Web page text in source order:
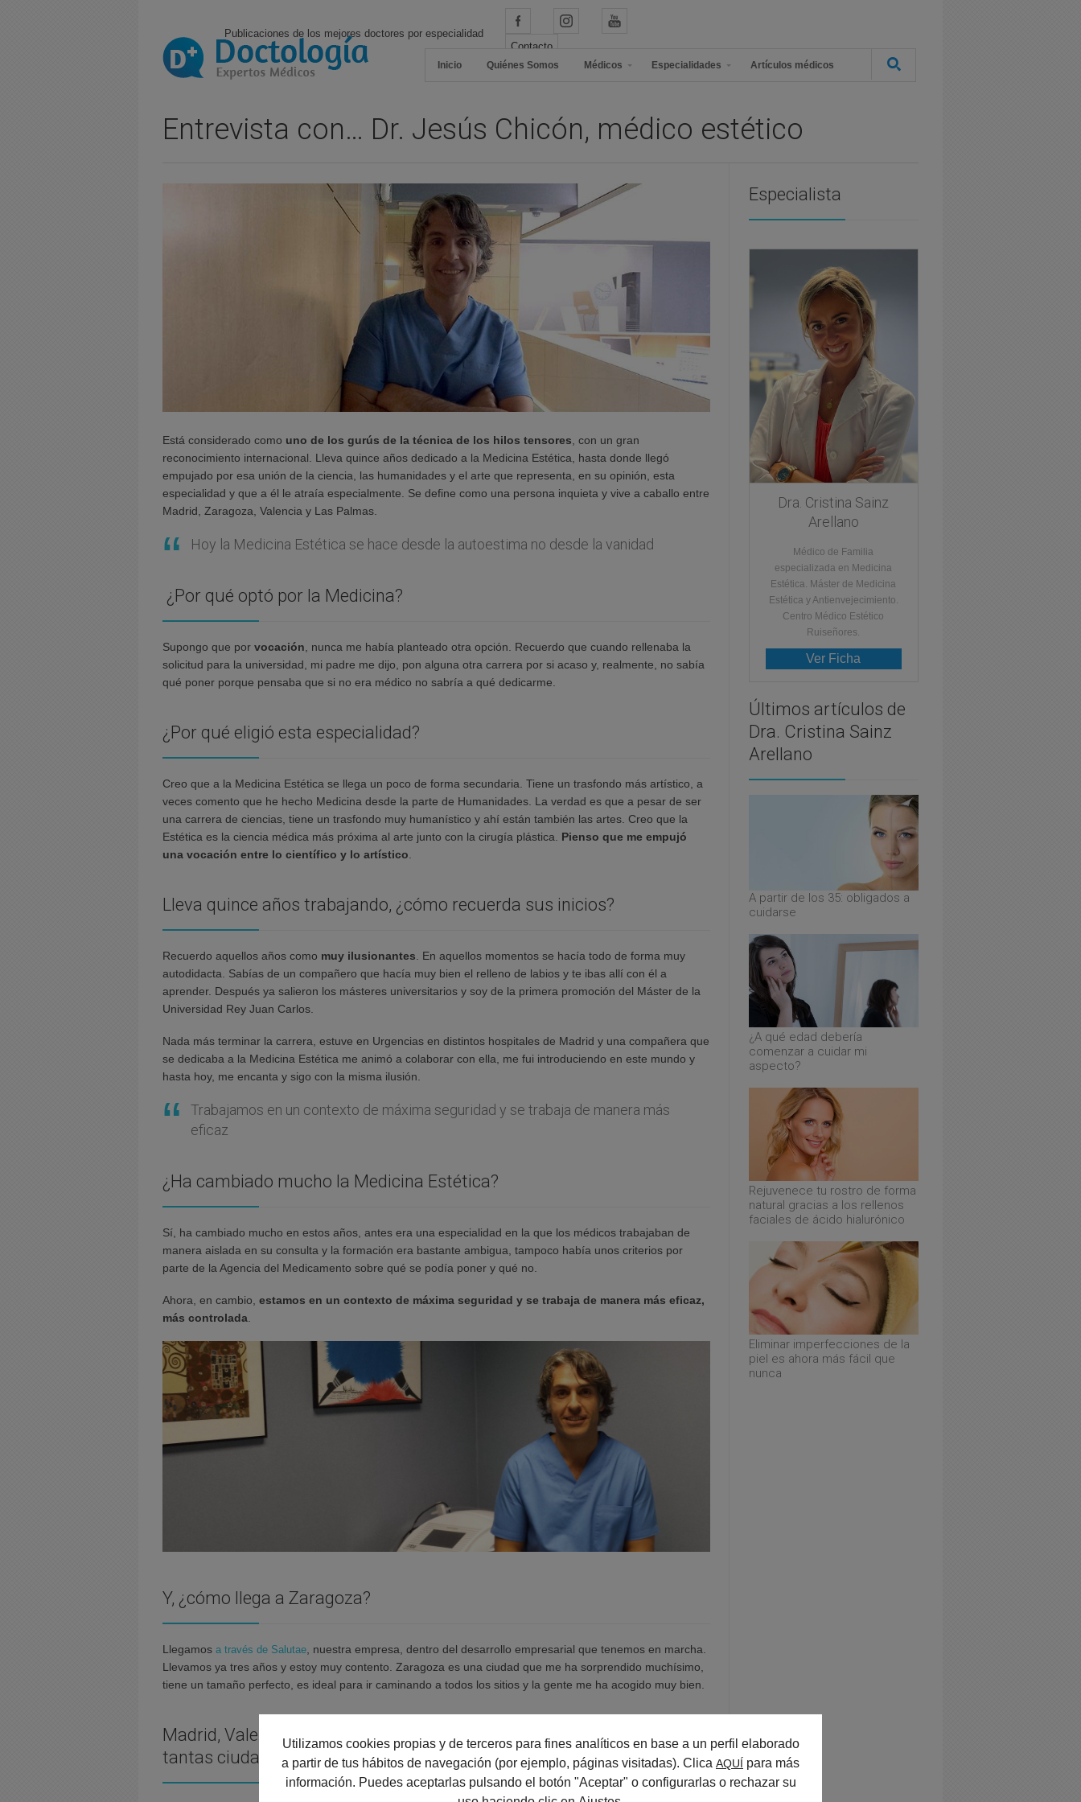
Publicaciones de los mejores doctores por especialidad
Contacto
Inicio Quiénes Somos Médicos Especialidades Artículos médicos
Entrevista con… Dr. Jesús Chicón, médico estético
Está considerado como uno de los gurús de la técnica de los hilos tensores , con un gran
reconocimiento internacional. Lleva quince años dedicado a la Medicina Estética, hasta donde llegó
empujado por esa unión de la ciencia, las humanidades y el arte que representa, en su opinión, esta
especialidad y que a él le atraía especialmente. Se define como una persona inquieta y vive a caballo entre
Madrid, Zaragoza, Valencia y Las Palmas.
Hoy la Medicina Estética se hace desde la autoestima no desde la vanidad
¿Por qué optó por la Medicina?
Supongo que por vocación , nunca me había planteado otra opción. Recuerdo que cuando rellenaba la
solicitud para la universidad, mi padre me dijo, pon alguna otra carrera por si acaso y, realmente, no sabía
qué poner porque pensaba que si no era médico no sabría a qué dedicarme.
¿Por qué eligió esta especialidad?
Creo que a la Medicina Estética se llega un poco de forma secundaria. Tiene un trasfondo más artístico, a
veces comento que he hecho Medicina desde la parte de Humanidades. La verdad es que a pesar de ser
una carrera de ciencias, tiene un trasfondo muy humanístico y ahí están también las artes. Creo que la
Estética es la ciencia médica más próxima al arte junto con la cirugía plástica. Pienso que me empujó
una vocación entre lo científico y lo artístico
Lleva quince años trabajando, ¿cómo recuerda sus inicios?
Recuerdo aquellos años como muy ilusionantes . En aquellos momentos se hacía todo de forma muy
autodidacta. Sabías de un compañero que hacía muy bien el relleno de labios y te ibas allí con él a
aprender. Después ya salieron los másteres universitarios y soy de la primera promoción del Máster de la
Universidad Rey Juan Carlos.
Nada más terminar la carrera, estuve en Urgencias en distintos hospitales de Madrid y una compañera que
se dedicaba a la Medicina Estética me animó a colaborar con ella, me fui introduciendo en este mundo y
hasta hoy, me encanta y sigo con la misma ilusión.
Trabajamos en un contexto de máxima seguridad y se trabaja de manera más
eficaz
¿Ha cambiado mucho la Medicina Estética?
Sí, ha cambiado mucho en estos años, antes era una especialidad en la que los médicos trabajaban de
manera aislada en su consulta y la formación era bastante ambigua, tampoco había unos criterios por
parte de la Agencia del Medicamento sobre qué se podía poner y qué no.
Ahora, en cambio, estamos en un contexto de máxima seguridad y se trabaja de manera más eficaz,
más controlada
Y, ¿cómo llega a Zaragoza?
Llegamos a través de Salutae , nuestra empresa, dentro del desarrollo empresarial que tenemos en marcha.
Llevamos ya tres años y estoy muy contento. Zaragoza es una ciudad que me ha sorprendido muchísimo,
tiene un tamaño perfecto, es ideal para ir caminando a todos los sitios y la gente me ha acogido muy bien.
Madrid, Valencia, Zaragoza, las Palmas, ¿cómo se vive a caballo de
tantas ciudades?
Especialista
Dra. Cristina Sainz
Arellano
Médico de Familia
especializada en Medicina
Estética. Máster de Medicina
Estética y Antienvejecimiento.
Centro Médico Estético
Ruiseñores.
Ver Ficha
Últimos artículos de
Dra. Cristina Sainz
Arellano
A partir de los 35: obligados a
cuidarse
¿A qué edad debería
comenzar a cuidar mi
aspecto?
Rejuvenece tu rostro de forma
natural gracias a los rellenos
faciales de ácido hialurónico
Eliminar imperfecciones de la
piel es ahora más fácil que
nunca
Utilizamos cookies propias y de terceros para fines analíticos en base a un perfil elaborado
a partir de tus hábitos de navegación (por ejemplo, páginas visitadas). Clica AQUÍ para más
información. Puedes aceptarlas pulsando el botón "Aceptar" o configurarlas o rechazar su